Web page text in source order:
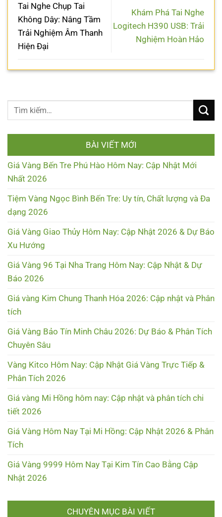
Tai Nghe Chụp Tai
Không Dây: Nâng Tầm
Trải Nghiệm Âm Thanh
Hiện Đại
Khám Phá Tai Nghe
Logitech H390 USB: Trải
Nghiệm Hoàn Hảo
BÀI VIẾT MỚI
Giá Vàng Bến Tre Phú Hào Hôm Nay: Cập Nhật Mới
Nhất 2026
Tiệm Vàng Ngọc Bình Bến Tre: Uy tín, Chất lượng và Đa
dạng 2026
Giá Vàng Giao Thủy Hôm Nay: Cập Nhật 2026 & Dự Báo
Xu Hướng
Giá Vàng 96 Tại Nha Trang Hôm Nay: Cập Nhật & Dự
Báo 2026
Giá vàng Kim Chung Thanh Hóa 2026: Cập nhật và Phân
tích
Giá Vàng Bảo Tín Minh Châu 2026: Dự Báo & Phân Tích
Chuyên Sâu
Vàng Kitco Hôm Nay: Cập Nhật Giá Vàng Trực Tiếp &
Phân Tích 2026
Giá vàng Mi Hồng hôm nay: Cập nhật và phân tích chi
tiết 2026
Giá Vàng Hôm Nay Tại Mi Hồng: Cập Nhật 2026 & Phân
Tích
Giá Vàng 9999 Hôm Nay Tại Kim Tín Cao Bằng Cập
Nhật 2026
CHUYÊN MỤC BÀI VIẾT